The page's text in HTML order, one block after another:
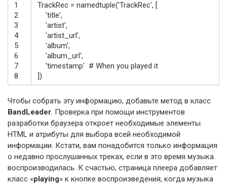
1
2
3
4
5
6
7
8
TrackRec = namedtuple('TrackRec', [
'title',
'artist',
'artist_url',
'album',
'album_url',
'timestamp' # When you played it
])
Чтобы собрать эту информацию, добавьте метод в класс
BandLeader. Проверка при помощи инструментов
разработки браузера откроет необходимые элементы
HTML и атрибуты для выбора всей необходимой
информации. Кстати, вам понадобится только информация
о недавно прослушанных треках, если в это время музыка
воспроизводилась. К счастью, страница плеера добавляет
класс «playing» к кнопке воспроизведения, когда музыка